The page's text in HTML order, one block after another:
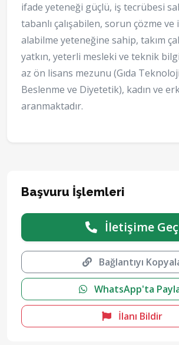
ifade yeteneği güçlü, iş tecrübesi
tabanlı çalışabilen, sorun çözme
alabilme yeteneğine sahip, takım
yatkın, yeterli mesleki ve teknik
az ön lisans mezunu (Gıda
Beslenme ve Diyetetik), kadın ve
aranmaktadır.
Başvuru İşlemleri
İletişime Geç
Bağlantıyı
WhatsApp'ta
İlanı Bildir